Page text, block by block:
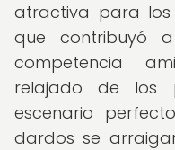
atractiva para los
que contribuyó
competencia
relajado de los
escenario
dardos se